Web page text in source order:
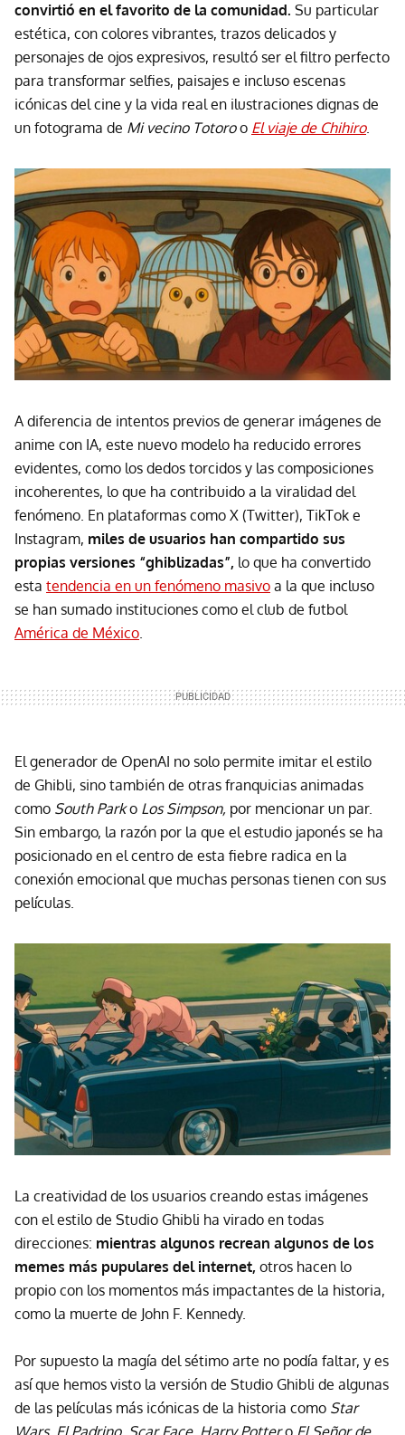
convirtió en el favorito de la comunidad. Su particular
estética, con colores vibrantes, trazos delicados y
personajes de ojos expresivos, resultó ser el filtro perfecto
para transformar selfies, paisajes e incluso escenas
icónicas del cine y la vida real en ilustraciones dignas de
un fotograma de Mi vecino Totoroo El viaje de Chihiro.
A diferencia de intentos previos de generar imágenes de
anime con IA, este nuevo modelo ha reducido errores
evidentes, como los dedos torcidos y las composiciones
incoherentes, lo que ha contribuido a la viralidad del
fenómeno. En plataformas como X (Twitter), TikTok e
Instagram, miles de usuarios han compartido sus
propias versiones “ghiblizadas”, lo que ha convertido
esta tendencia en un fenómeno masivo a la que incluso
se han sumado instituciones como el club de futbol
América de México.
El generador de OpenAI no solo permite imitar el estilo
de Ghibli, sino también de otras franquicias animadas
como South Parko Los Simpson, por mencionar un par.
Sin embargo, la razón por la que el estudio japonés se ha
posicionado en el centro de esta fiebre radica en la
conexión emocional que muchas personas tienen con sus
películas.
La creatividad de los usuarios creando estas imágenes
con el estilo de Studio Ghibli ha virado en todas
direcciones: mientras algunos recrean algunos de los
memes más pupulares del internet, otros hacen lo
propio con los momentos más impactantes de la historia,
como la muerte de John F. Kennedy.
Por supuesto la magía del sétimo arte no podía faltar, y es
así que hemos visto la versión de Studio Ghibli de algunas
de las películas más icónicas de la historia como Star